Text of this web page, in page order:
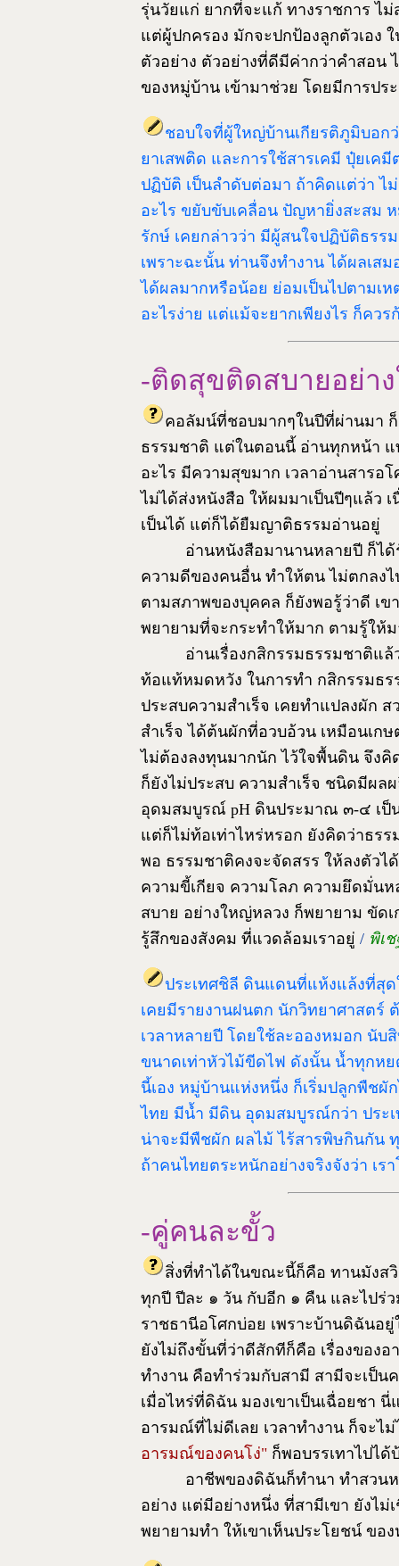
รุ่นวัยแก่ ยากที่จะแก้ ทางราชการ ไ
แต่ผู้ปกครอง มักจะปกป้องลูกตัวเอง
ตัวอย่าง ตัวอย่างที่ดีมีค่ากว่าคำสอน
ของหมู่บ้าน เข้ามาช่วย โดยมีการป
ชอบใจที่ผู้ใหญ่บ้านเกียรติภูมิบอก
ยาเสพติด และการใช้สารเคมี ปุ๋ยเค
ปฏิบัติ เป็นลำดับต่อมา ถ้าคิดแต่ว่า ไ
อะไร ขยับขับเคลื่อน ปัญหายิ่งสะสม
รักษ์ เคยกล่าวว่า มีผู้สนใจปฏิบัติธร
เพราะฉะนั้น ท่านจึงทำงาน ได้ผลเส
ได้ผลมากหรือน้อย ย่อมเป็นไปตามเ
อะไรง่าย แต่แม้จะยากเพียงไร ก็คว
-ติดสุขติดสบายอย่า
คอลัมน์ที่ชอบมากๆในปีที่ผ่านมา
ธรรมชาติ แต่ในตอนนี้ อ่านทุกหน้า แ
อะไร มีความสุขมาก เวลาอ่านสารอ
ไม่ได้ส่งหนังสือ ให้ผมมาเป็นปีๆแล้ว
เป็นได้ แต่ก็ได้ยืมญาติธรรมอ่านอยู่
อ่านหนังสือมานานหลายปี ก็ไ
ความดีของคนอื่น ทำให้ตน ไม่ตกลง
ตามสภาพของบุคคล ก็ยังพอรู้ว่าดี เข
พยายามที่จะกระทำให้มาก ตามรู้ให้
อ่านเรื่องกสิกรรมธรรมชาติแ
ท้อแท้หมดหวัง ในการทำ กสิกรรมธ
ประสบความสำเร็จ เคยทำแปลงผัก
สำเร็จ ได้ต้นผักที่อวบอ้วน เหมือนเก
ไม่ต้องลงทุนมากนัก ไว้ใจพื้นดิน จึง
ก็ยังไม่ประสบ ความสำเร็จ ชนิดมีผล
อุดมสมบูรณ์ pH ดินประมาณ ๓-๔ เป็
แต่ก็ไม่ท้อเท่าไหร่หรอก ยังคิดว่าธร
พอ ธรรมชาติคงจะจัดสรร ให้ลงตัวไ
ความขี้เกียจ ความโลภ ความยึดมั่น
สบาย อย่างใหญ่หลวง ก็พยายาม ขัด
รู้สึกของสังคม ที่แวดล้อมเราอยู่ / พิเ
ประเทศชิลี ดินแดนที่แห้งแล้งที่สุด
เคยมีรายงานฝนตก นักวิทยาศาสตร์
เวลาหลายปี โดยใช้ละอองหมอก นับ
ขนาดเท่าหัวไม้ขีดไฟ ดังนั้น น้ำทุกห
นี้เอง หมู่บ้านแห่งหนึ่ง ก็เริ่มปลูกพืชผั
ไทย มีน้ำ มีดิน อุดมสมบูรณ์กว่า ประเ
น่าจะมีพืชผัก ผลไม้ ไร้สารพิษกินกัน
ถ้าคนไทยตระหนักอย่างจริงจังว่า เ
-คู่คนละขั้ว
สิ่งที่ทำได้ในขณะนี้ก็คือ ทานมังสวิ
ทุกปี ปีละ ๑ วัน กับอีก ๑ คืน และไปร่
ราชธานีอโศกบ่อย เพราะบ้านดิฉันอ
ยังไม่ถึงขั้นที่ว่าดีสักทีก็คือ เรื่องของ
ทำงาน คือทำร่วมกับสามี สามีจะเป็น
เมื่อไหร่ที่ดิฉัน มองเขาเป็นเฉื่อยชา
อารมณ์ที่ไม่ดีเลย เวลาทำงาน ก็จะ
อารมณ์ของคนโง่"ก็พอบรรเทาไปได้
อาชีพของดิฉันก็ทำนา ทำสวน
อย่าง แต่มีอย่างหนึ่ง ที่สามีเขา ยังไ
พยายามทำ ให้เขาเห็นประโยชน์ ขอ